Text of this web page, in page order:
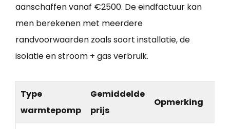
aanschaffen vanaf €2500. De eindfactuur kan
men berekenen met meerdere
randvoorwaarden zoals soort installatie, de
isolatie en stroom + gas verbruik.
Type
warmtepomp
Gemiddelde
prijs
Opmerking